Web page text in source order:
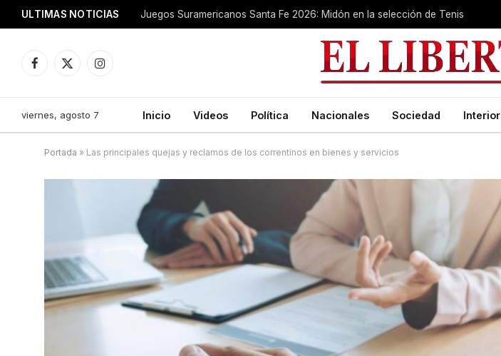
ULTIMAS NOTICIAS Juegos Suramericanos Santa Fe 2026: Midón en la selección de Tenis
Facebook
X
Instagram
viernes, agosto 7 Inicio Videos Política Nacionales Sociedad Interior
Portada » Las principales quejas y reclamos de los correntinos en bienes y servicios